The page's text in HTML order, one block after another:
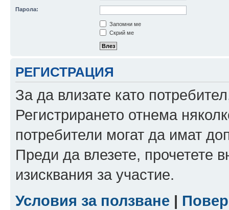
Парола:
Запомни ме
Скрий ме
РЕГИСТРАЦИЯ
За да влизате като
Регистрирането отнема
потребители могат да имат
Преди да влезете, прочетете
изисквания за участие.
Условия за ползване |